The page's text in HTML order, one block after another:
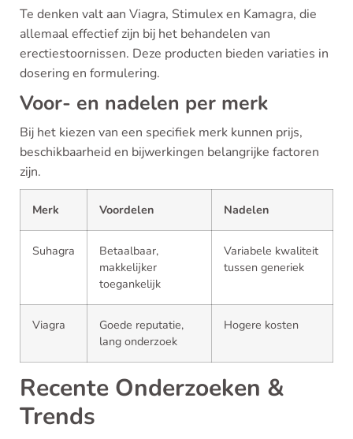
Te denken valt aan Viagra, Stimulex en Kamagra, die
allemaal effectief zijn bij het behandelen van
erectiestoornissen. Deze producten bieden variaties in
dosering en formulering.
Voor- en nadelen per merk
Bij het kiezen van een specifiek merk kunnen prijs,
beschikbaarheid en bijwerkingen belangrijke factoren
zijn.
Merk Voordelen Nadelen
Suhagra
Betaalbaar,
makkelijker
toegankelijk
Variabele kwaliteit
tussen generiek
Viagra
Goede reputatie,
lang onderzoek
Hogere kosten
Recente Onderzoeken &
Trends